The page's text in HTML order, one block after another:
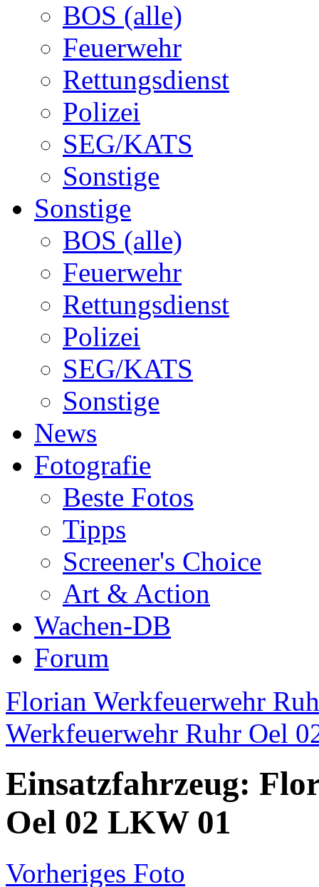
BOS (alle)
Feuerwehr
Rettungsdienst
Polizei
SEG/KATS
Sonstige
Sonstige
BOS (alle)
Feuerwehr
Rettungsdienst
Polizei
SEG/KATS
Sonstige
News
Fotografie
Beste Fotos
Tipps
Screener's Choice
Art & Action
Wachen-DB
Forum
Florian Werkfeuerwehr
Werkfeuerwehr Ruhr Oel
Einsatzfahrzeug:
Oel 02 LKW 01
Vorheriges Foto